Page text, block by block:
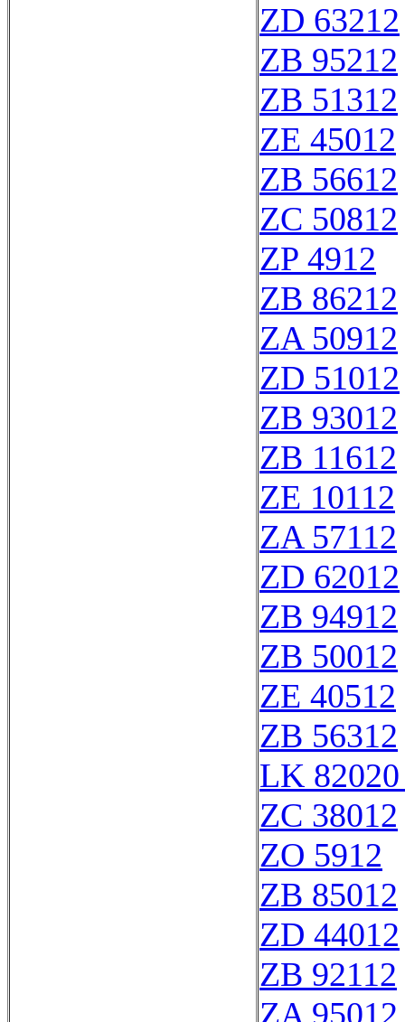
ZD 63212
ZB 95212
ZB 51312
ZE 45012
ZB 56612
ZC 50812
ZP 4912
ZB 86212
ZA 50912
ZD 51012
ZB 93012
ZB 11612
ZE 10112
ZA 57112
ZD 62012
ZB 94912
ZB 50012
ZE 40512
ZB 56312
LK
ZC 38012
ZO 5912
ZB 85012
ZD 44012
ZB 92112
ZA 95012